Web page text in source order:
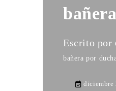
bañera
Escrito por
bañera por
diciembre